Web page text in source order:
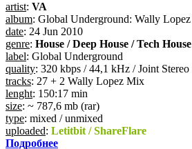
artist: VA
album: Global Underground: Wally Lopez
date: 24 Jun 2010
genre: House / Deep House / Tech House
label: Global Underground
quality: 320 kbps / 44,1 kHz / Joint Stereo
tracks: 27 + 2 Wally Lopez Mix
lenght: 150:17 min
size: ~ 787,6 mb (rar)
type: mixed / unmixed
uploaded: Letitbit / ShareFlare
Подробнее